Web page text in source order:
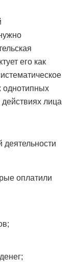
его как
однотипных
действиях лица
деятельности
оплатили